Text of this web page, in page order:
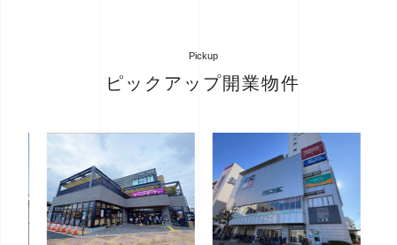
Pickup
ピックアップ開業物件